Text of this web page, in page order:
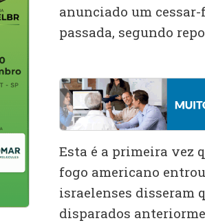
anunciado um
passada, segundo
Esta é a primeira vez
fogo americano
israelenses disseram
disparados